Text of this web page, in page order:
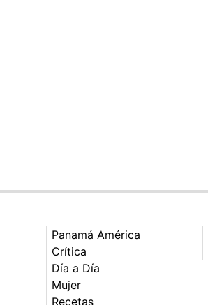
Panamá América
Crítica
Día a Día
Mujer
Recetas